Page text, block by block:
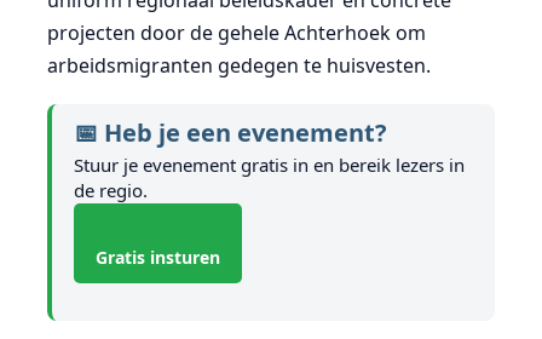
projecten door de gehele Achterhoek om
arbeidsmigranten gedegen te huisvesten.
📅 Heb je een evenement?
Stuur je evenement gratis in en bereik lezers in
de regio.
Gratis insturen